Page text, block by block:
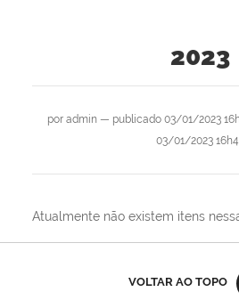
2023
por admin— publicado03/01/2023
03/01/2023
Atualmente não existem itens
VOLTAR AO TOPO